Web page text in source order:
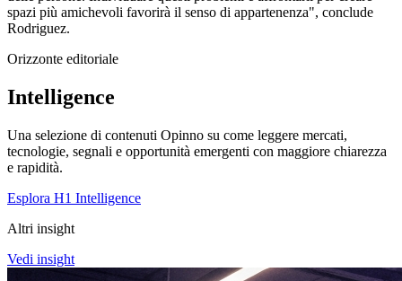
spazi più amichevoli favorirà il senso di appartenenza", conclude
Rodriguez.
Orizzonte editoriale
Intelligence
Una selezione di contenuti Opinno su come leggere mercati,
tecnologie, segnali e opportunità emergenti con maggiore chiarezza
e rapidità.
Esplora H1 Intelligence
Altri insight
Vedi insight